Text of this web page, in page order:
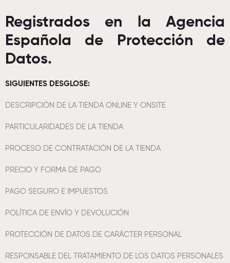
Registrados en la Agencia
Española de Protección de
Datos.
SIGUIENTES DESGLOSE:
DESCRIPCIÓN DE LA TIENDA ONLINE Y ONSITE
PARTICULARIDADES DE LA TIENDA
PROCESO DE CONTRATACIÓN DE LA TIENDA
PRECIO Y FORMA DE PAGO
PAGO SEGURO E IMPUESTOS
POLÍTICA DE ENVÍO Y DEVOLUCIÓN
PROTECCIÓN DE DATOS DE CARÁCTER PERSONAL
RESPONSABLE DEL TRATAMIENTO DE LOS DATOS PERSONALES